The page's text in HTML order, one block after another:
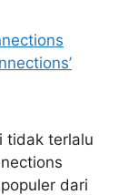
tidak terlalu
dari